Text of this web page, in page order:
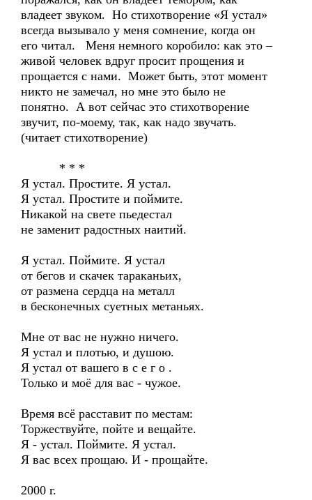
владеет звуком. Но стихотворение «Я устал»
всегда вызывало у меня сомнение, когда он
его читал. Меня немного коробило: как это –
живой человек вдруг просит прощения и
прощается с нами. Может быть, этот момент
никто не замечал, но мне это было не
понятно. А вот сейчас это стихотворение
звучит, по-моему, так, как надо звучать.
(читает стихотворение)
* * *
Я устал. Простите. Я устал.
Я устал. Простите и поймите.
Никакой на свете пьедестал
не заменит радостных наитий.
Я устал. Поймите. Я устал
от бегов и скачек тараканьих,
от размена сердца на металл
в бесконечных суетных метаньях.
Мне от вас не нужно ничего.
Я устал и плотью, и душою.
Я устал от вашего в с е г о .
Только и моё для вас - чужое.
Время всё расставит по местам:
Торжествуйте, пойте и вещайте.
Я - устал. Поймите. Я устал.
Я вас всех прощаю. И - прощайте.
2000 г.